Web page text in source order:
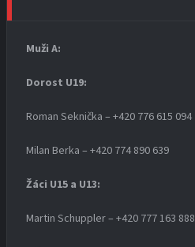
Muži A:
Dorost U19:
Roman Seknička – +420 776 615 094
Milan Berka – +420 774 890 639
Žáci U15 a U13:
Martin Schuppler – +420 777 163 888